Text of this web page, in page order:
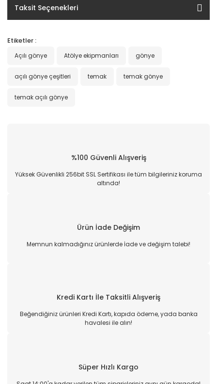
Taksit Seçenekleri
Etiketler :
Açılı gönye Atölye ekipmanları gönye
açılı gönye çeşitleri temak temak gönye
temak açılı gönye
%100 Güvenli Alışveriş
Yüksek Güvenlikli 256bit SSL Sertifikası ile tüm bilgileriniz koruma
altında!
Ürün İade Değişim
Memnun kalmadığınız ürünlerde İade ve değişim talebi!
Kredi Kartı İle Taksitli Alışveriş
Beğendiğiniz ürünleri Kredi Kartı, kapıda ödeme, yada banka
havalesi ile alın!
Süper Hızlı Kargo